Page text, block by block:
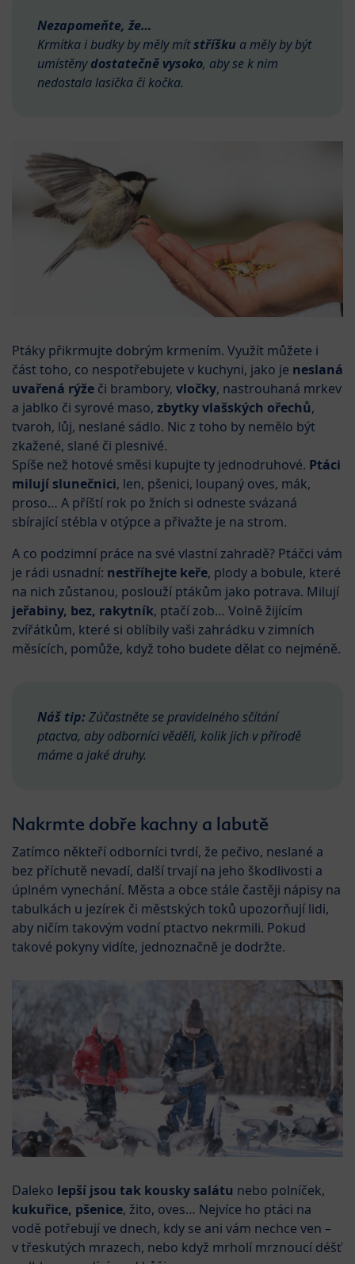
Nezapomeňte, že…
Krmítka i budky by měly mítstříšku a měly by být
umístěnydostatečně vysoko, aby se k nim
nedostala lasička či kočka.
Ptáky přikrmujte dobrým krmením. Využít můžete i
část toho, co nespotřebujete v kuchyni, jako je neslaná
uvařená rýže či brambory, vločky, nastrouhaná mrkev
a jablko či syrové maso, zbytky vlašských ořechů,
tvaroh, lůj, neslané sádlo. Nic z toho by nemělo být
zkažené, slané či plesnivé.
Spíše než hotové směsi kupujte ty jednodruhové. Ptáci
milují slunečnici, len, pšenici, loupaný oves, mák,
proso… A příští rok po žních si odneste svázaná
sbírající stébla v otýpce a přivažte je na strom.
A co podzimní práce na své vlastní zahradě? Ptáčci vám
je rádi usnadní: nestříhejte keře, plody a bobule, které
na nich zůstanou, poslouží ptákům jako potrava. Milují
jeřabiny, bez, rakytník, ptačí zob… Volně žijícím
zvířátkům, které si oblíbily vaši zahrádku v zimních
měsících, pomůže, když toho budete dělat co nejméně.
Náš tip: Zúčastněte se pravidelného sčítání
ptactva, aby odborníci věděli, kolik jich v přírodě
máme a jaké druhy.
Nakrmte dobře kachny a labutě
Zatímco někteří odborníci tvrdí, že pečivo, neslané a
bez příchutě nevadí, další trvají na jeho škodlivosti a
úplném vynechání. Města a obce stále častěji nápisy na
tabulkách u jezírek či městských toků upozorňují lidi,
aby ničím takovým vodní ptactvo nekrmili. Pokud
takové pokyny vidíte, jednoznačně je dodržte.
Daleko lepší jsou tak kousky salátu nebo polníček,
kukuřice, pšenice, žito, oves… Nejvíce ho ptáci na
vodě potřebují ve dnech, kdy se ani vám nechce ven –
v třeskutých mrazech, nebo když mrholí mrznoucí déšť